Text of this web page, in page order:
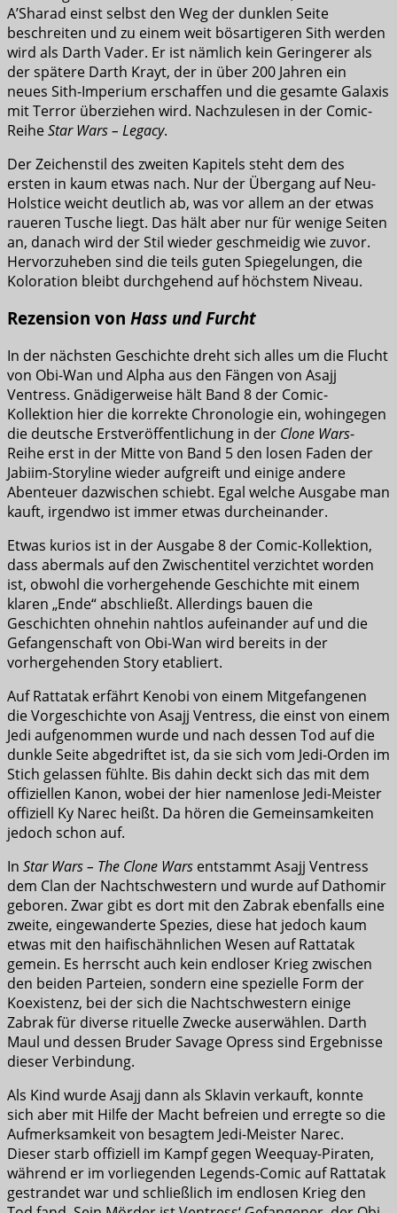
A’Sharad einst selbst den Weg der dunklen Seite
beschreiten und zu einem weit bösartigeren Sith werden
wird als Darth Vader. Er ist nämlich kein Geringerer als
der spätere Darth Krayt, der in über 200 Jahren ein
neues Sith-Imperium erschaffen und die gesamte Galaxis
mit Terror überziehen wird. Nachzulesen in der Comic-
ReiheStar Wars – Legacy.
Der Zeichenstil des zweiten Kapitels steht dem des
ersten in kaum etwas nach. Nur der Übergang auf Neu-
Holstice weicht deutlich ab, was vor allem an der etwas
raueren Tusche liegt. Das hält aber nur für wenige Seiten
an, danach wird der Stil wieder geschmeidig wie zuvor.
Hervorzuheben sind die teils guten Spiegelungen, die
Koloration bleibt durchgehend auf höchstem Niveau.
Rezension von Hass und Furcht
In der nächsten Geschichte dreht sich alles um die Flucht
von Obi-Wan und Alpha aus den Fängen von Asajj
Ventress. Gnädigerweise hält Band 8 der Comic-
Kollektion hier die korrekte Chronologie ein, wohingegen
die deutsche Erstveröffentlichung in der Clone Wars-
Reihe erst in der Mitte von Band 5 den losen Faden der
Jabiim-Storyline wieder aufgreift und einige andere
Abenteuer dazwischen schiebt. Egal welche Ausgabe man
kauft, irgendwo ist immer etwas durcheinander.
Etwas kurios ist in der Ausgabe 8 der Comic-Kollektion,
dass abermals auf den Zwischentitel verzichtet worden
ist, obwohl die vorhergehende Geschichte mit einem
klaren „Ende“ abschließt. Allerdings bauen die
Geschichten ohnehin nahtlos aufeinander auf und die
Gefangenschaft von Obi-Wan wird bereits in der
vorhergehenden Story etabliert.
Auf Rattatak erfährt Kenobi von einem Mitgefangenen
die Vorgeschichte von Asajj Ventress, die einst von einem
Jedi aufgenommen wurde und nach dessen Tod auf die
dunkle Seite abgedriftet ist, da sie sich vom Jedi-Orden im
Stich gelassen fühlte. Bis dahin deckt sich das mit dem
offiziellen Kanon, wobei der hier namenlose Jedi-Meister
offiziell Ky Narec heißt. Da hören die Gemeinsamkeiten
jedoch schon auf.
In Star Wars – The Clone Wars entstammt Asajj Ventress
dem Clan der Nachtschwestern und wurde auf Dathomir
geboren. Zwar gibt es dort mit den Zabrak ebenfalls eine
zweite, eingewanderte Spezies, diese hat jedoch kaum
etwas mit den haifischähnlichen Wesen auf Rattatak
gemein. Es herrscht auch kein endloser Krieg zwischen
den beiden Parteien, sondern eine spezielle Form der
Koexistenz, bei der sich die Nachtschwestern einige
Zabrak für diverse rituelle Zwecke auserwählen. Darth
Maul und dessen Bruder Savage Opress sind Ergebnisse
dieser Verbindung.
Als Kind wurde Asajj dann als Sklavin verkauft, konnte
sich aber mit Hilfe der Macht befreien und erregte so die
Aufmerksamkeit von besagtem Jedi-Meister Narec.
Dieser starb offiziell im Kampf gegen Weequay-Piraten,
während er im vorliegenden Legends-Comic auf Rattatak
gestrandet war und schließlich im endlosen Krieg den